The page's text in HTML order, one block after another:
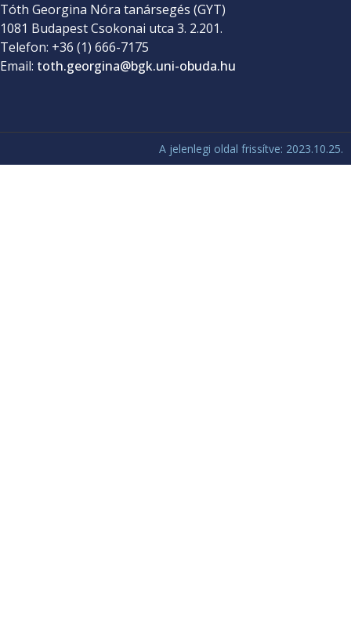
Tóth Georgina Nóra tanársegés (GYT)
1081 Budapest Csokonai utca 3. 2.201.
Telefon: +36 (1) 666-7175
Email: toth.georgina@bgk.uni-obuda.hu
A jelenlegi oldal frissítve: 2023.10.25.